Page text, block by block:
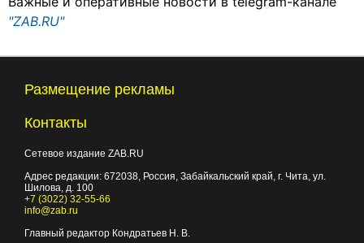
"ZAB.RU"
Размещение рекламы
Контакты
Сетевое издание ZAB.RU
Адрес редакции: 672038, Россия, Забайкальский край, г. Чита, ул.
Шилова, д. 100
+7 (3022) 32-55-66
info@zab.ru
Главный редактор Кондратьев Н. В.